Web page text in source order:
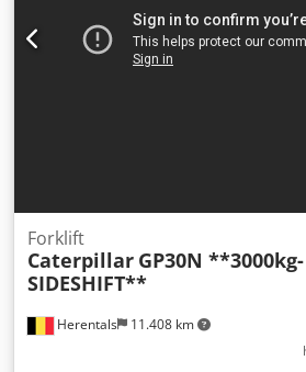
CAT DP25N - kapasitas angkat 2,5
2009 - side-shifter - tiang triplex
2,37 m - tinggi angkat 5,60 m -
Katup ke-3, lampu kerja belakang,
penutup atap, kaca depan, semi
Herentals 11.408 km
Forklift
Caterpillar GP30N **3000kg-
SIDESHIFT**